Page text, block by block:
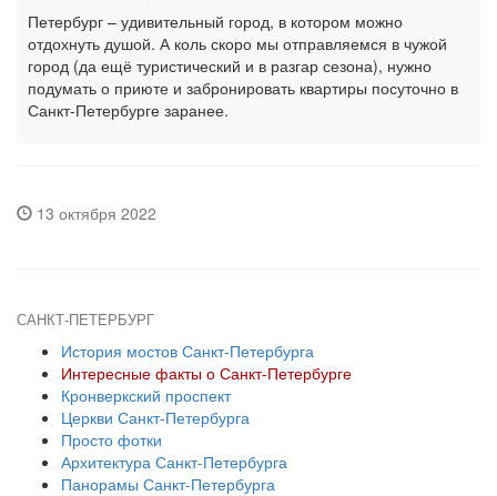
Петербург – удивительный город, в котором можно
отдохнуть душой. А коль скоро мы отправляемся в чужой
город (да ещё туристический и в разгар сезона), нужно
подумать о приюте и забронировать квартиры посуточно в
Санкт-Петербурге заранее.
13 октября 2022
САНКТ-ПЕТЕРБУРГ
История мостов Санкт-Петербурга
Интересные факты о Санкт-Петербурге
Кронверкский проспект
Церкви Санкт-Петербурга
Просто фотки
Архитектура Санкт-Петербурга
Панорамы Санкт-Петербурга